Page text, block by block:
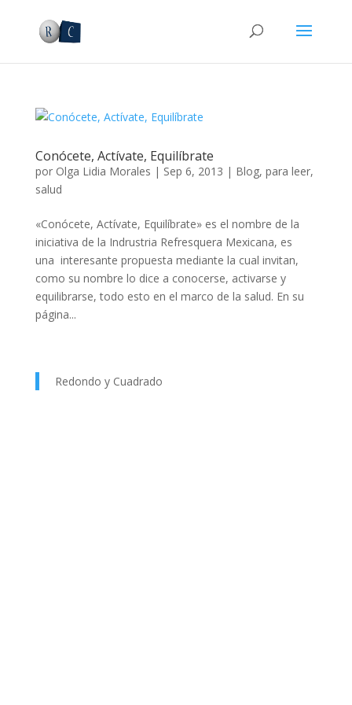
Conócete, Actívate, Equilíbrate
por Olga Lidia Morales | Sep 6, 2013 | Blog, para leer,
salud
«Conócete, Actívate, Equilíbrate» es el nombre de la
iniciativa de la Indrustria Refresquera Mexicana, es
una interesante propuesta mediante la cual invitan,
como su nombre lo dice a conocerse, activarse y
equilibrarse, todo esto en el marco de la salud. En su
página...
Redondo y Cuadrado